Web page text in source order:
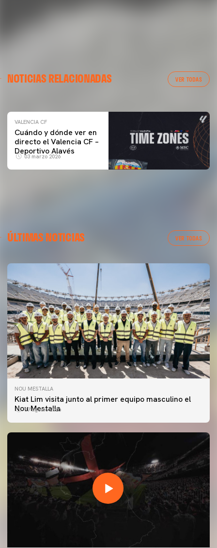
NOTICIAS RELACIONADAS VER TODAS
ENTRENAMIENTO DEL VALENCIA CF 04/03/26
VALENCIA CF
Cuándo y dónde ver en
directo el Valencia CF –
Deportivo Alavés
03 marzo 2026
ÚLTIMAS NOTICIAS VER TODAS
NOU MESTALLA
Kiat Lim visita junto al primer equipo masculino el
Nou Mestalla
07 agosto 2026